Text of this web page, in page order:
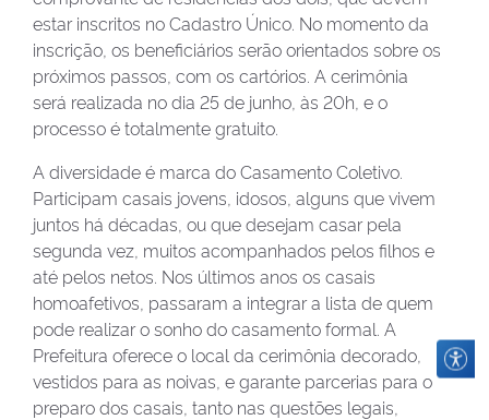
estar inscritos no Cadastro Único. No momento da
inscrição, os beneficiários serão orientados sobre os
próximos passos, com os cartórios. A cerimônia
será realizada no dia 25 de junho, às 20h, e o
processo é totalmente gratuito.
A diversidade é marca do Casamento Coletivo.
Participam casais jovens, idosos, alguns que vivem
juntos há décadas, ou que desejam casar pela
segunda vez, muitos acompanhados pelos filhos e
até pelos netos. Nos últimos anos os casais
homoafetivos, passaram a integrar a lista de quem
pode realizar o sonho do casamento formal. A
Prefeitura oferece o local da cerimônia decorado,
vestidos para as noivas, e garante parcerias para o
preparo dos casais, tanto nas questões legais,